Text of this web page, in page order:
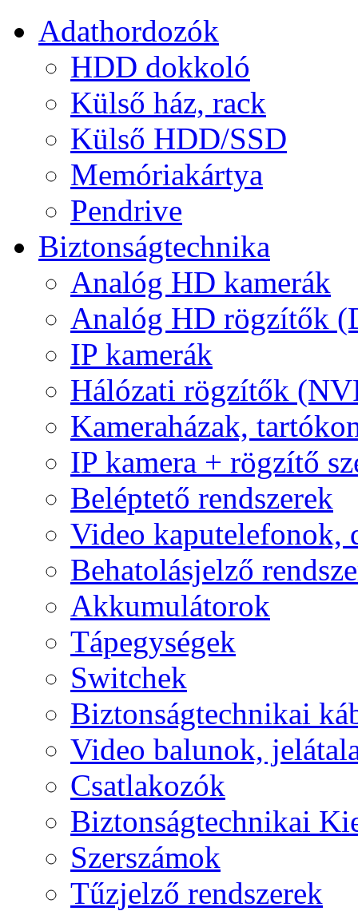
Adathordozók
HDD dokkoló
Külső ház, rack
Külső HDD/SSD
Memóriakártya
Pendrive
Biztonságtechnika
Analóg HD kamerák
Analóg HD rögzítők
IP kamerák
Hálózati rögzítők
Kameraházak,
IP kamera + rögzítő
Beléptető rendszerek
Video kaputelefonok,
Behatolásjelző
Akkumulátorok
Tápegységek
Switchek
Biztonságtechnikai
Video balunok,
Csatlakozók
Biztonságtechnikai
Szerszámok
Tűzjelző rendszerek